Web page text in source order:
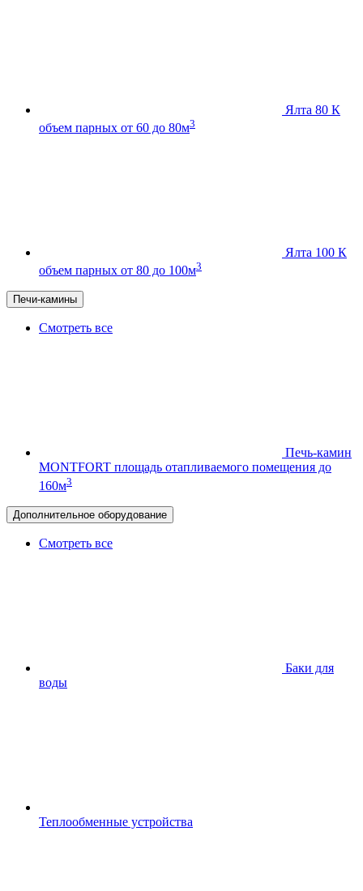
Ялта 80 К
объем парных от 60 до 80м3
Ялта 100 К
объем парных от 80 до 100м3
Печи-камины
Смотреть все
Печь-камин
MONTFORT площадь отапливаемого помещения до
160м3
Дополнительное оборудование
Смотреть все
Баки для
воды
Теплообменные устройства